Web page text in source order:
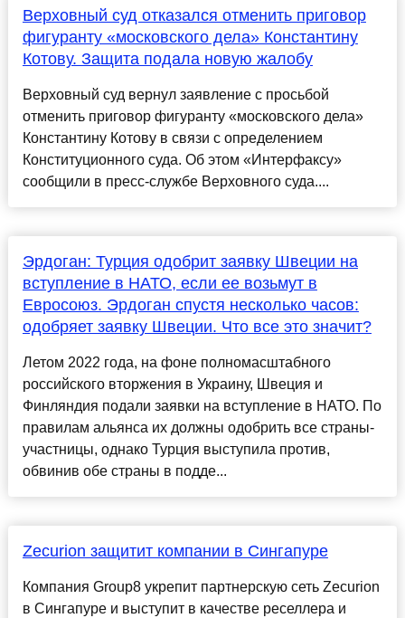
Верховный суд отказался отменить приговор
фигуранту «московского дела» Константину
Котову. Защита подала новую жалобу
Верховный суд вернул заявление с просьбой
отменить приговор фигуранту «московского дела»
Константину Котову в связи с определением
Конституционного суда. Об этом «Интерфаксу»
сообщили в пресс-службе Верховного суда....
Эрдоган: Турция одобрит заявку Швеции на
вступление в НАТО, если ее возьмут в
Евросоюз. Эрдоган спустя несколько часов:
одобряет заявку Швеции. Что все это значит?
Летом 2022 года, на фоне полномасштабного
российского вторжения в Украину, Швеция и
Финляндия подали заявки на вступление в НАТО. По
правилам альянса их должны одобрить все страны-
участницы, однако Турция выступила против,
обвинив обе страны в подде...
Zecurion защитит компании в Сингапуре
Компания Group8 укрепит партнерскую сеть Zecurion
в Сингапуре и выступит в качестве реселлера и